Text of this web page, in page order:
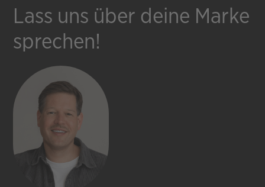
Lass uns über deine Marke
sprechen!